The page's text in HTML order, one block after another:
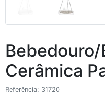
Bebedouro/
Cerâmica
Referência: 31720